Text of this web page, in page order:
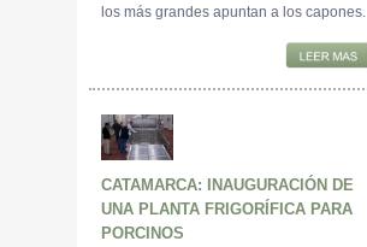
los más grandes apuntan a los capones.
CATAMARCA: INAUGURACIÓN DE
UNA PLANTA FRIGORÍFICA PARA
PORCINOS